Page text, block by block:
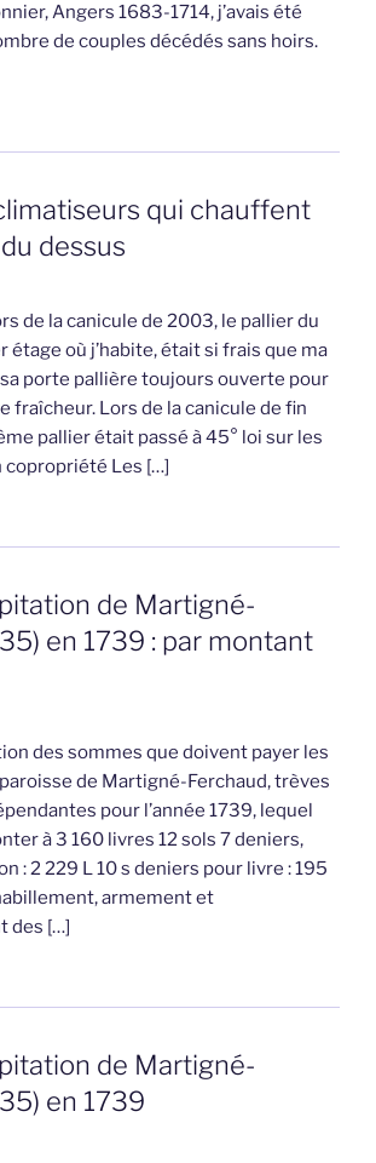
Angers 1683-1714, j’avais été
de couples décédés sans hoirs.
qui chauffent
dessus
de la canicule de 2003, le pallier du
étage où j’habite, était si frais que ma
porte pallière toujours ouverte pour
fraîcheur. Lors de la canicule de fin
pallier était passé à 45° loi sur les
Les […]
de Martigné-
en 1739 : par montant
des sommes que doivent payer les
de Martigné-Ferchaud, trèves
pour l’année 1739, lequel
à 3 160 livres 12 sols 7 deniers,
: 2 229 L 10 s deniers pour livre : 195
armement et
des […]
de Martigné-
en 1739